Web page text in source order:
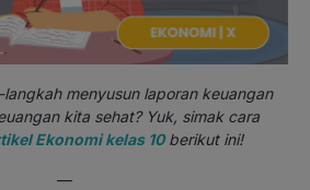
menyusun laporan keuangan
kita sehat? Yuk, simak cara
Ekonomi kelas 10berikut ini!
—